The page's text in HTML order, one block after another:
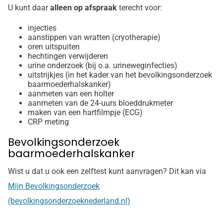
U kunt daaralleen op afspraak terecht voor:
injecties
aanstippen van wratten (cryotherapie)
oren uitspuiten
hechtingen verwijderen
urine onderzoek (bij o.a. urineweginfecties)
uitstrijkjes (in het kader van het bevolkingsonderzoek
baarmoederhalskanker)
aanmeten van een holter
aanmeten van de 24-uurs bloeddrukmeter
maken van een hartfilmpje (ECG)
CRP meting
Bevolkingsonderzoek
baarmoederhalskanker
Wist u dat u ook een zelftest kunt aanvragen? Dit kan via
Mijn Bevolkingsonderzoek
(bevolkingsonderzoeknederland.nl)